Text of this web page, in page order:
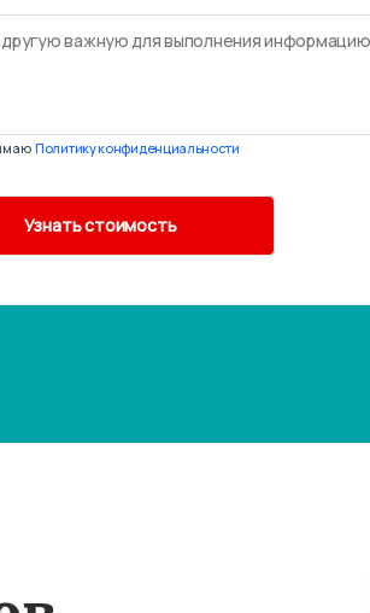
Политику конфиденциальности